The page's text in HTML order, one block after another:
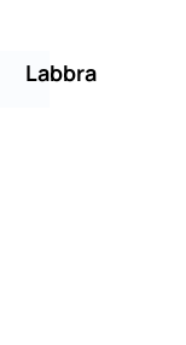
Labbra